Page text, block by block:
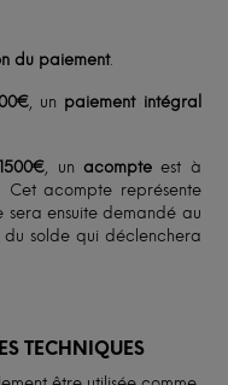
du paiement.
, un paiement intégral
, un acompteest à
Cet acompte représente
sera ensuite demandé au
du solde qui déclenchera
TECHNIQUES